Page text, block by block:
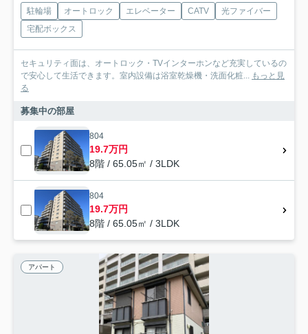
駐輪場 オートロック エレベーター CATV
光ファイバー
宅配ボックス
セキュリティ面は、オートロック・TVインターホンなど充実しているの
で安心して生活できます。室内設備は浴室乾燥機・洗面化粧... もっと見
る
募集中の部屋
804
19.7万円
8階 / 65.05㎡ / 3LDK
804
19.7万円
8階 / 65.05㎡ / 3LDK
アパート